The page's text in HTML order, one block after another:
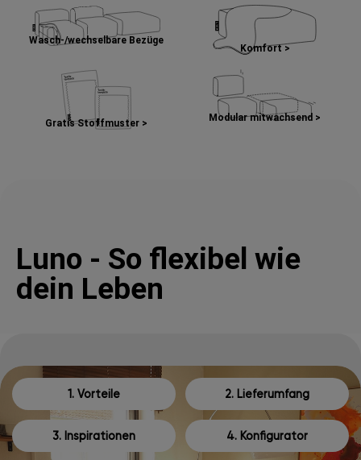
Wasch-/wechselbare Bezüge
Komfort >
Gratis Stoffmuster >
Modular mitwachsend >
Luno - So flexibel wie
dein Leben
1. Vorteile 2. Lieferumfang
3. Inspirationen 4. Konfigurator